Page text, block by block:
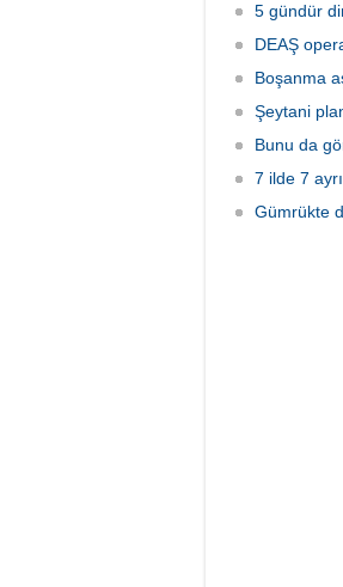
5 gündür
DEAŞ
Boşanma
Şeytani
Bunu da
7 ilde 7
Gümrükte